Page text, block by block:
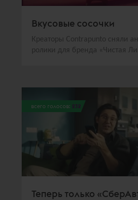
Вкусовые сосочки
Креаторы Contrаpunto сняли
ролики для бренда «Чистая
всего голосов: 232
Теперь только